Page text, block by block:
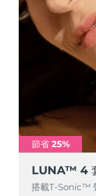
節省 25%
LUNA™ 4
搭載T-Sonic™
節省 25%
LUNA™ 4
搭載T-Sonic™
節省 25%
LUNA™ 4
搭載T-Sonic™
阿曼
波多黎各
留尼旺